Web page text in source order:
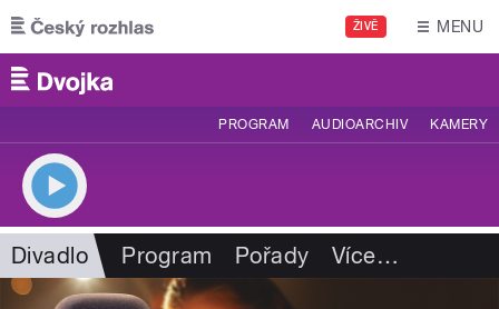
Přejít k hlavnímu obsahu
ŽIVĚ MENU
PROGRAM AUDIOARCHIV KAMERY
Divadlo Program Pořady Více…